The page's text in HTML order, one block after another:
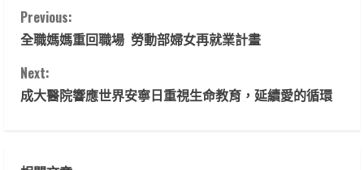
C
o
n
i
Previous:
全職媽媽重回職場 勞動部婦女再就業計畫
Next:
成大醫院響應世界安寧日重視生命教育，延續愛的循環